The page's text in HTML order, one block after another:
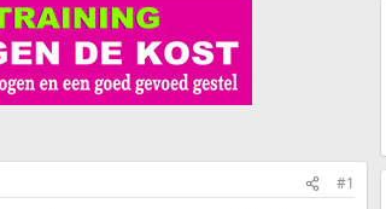
#1